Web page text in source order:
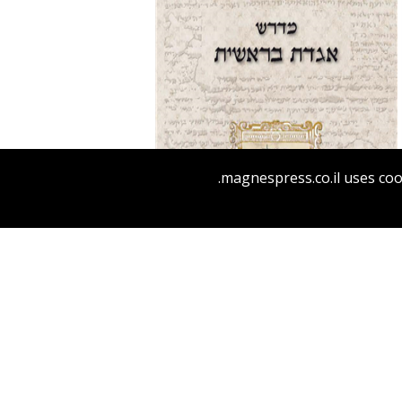
עזרא קהלני
עמוס גאולה
magnespress.co.il uses